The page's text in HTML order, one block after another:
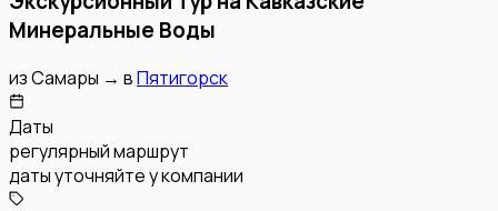
Минеральные Воды
изСамары → вПятигорск
Даты
регулярный маршрут
даты уточняйте у компании